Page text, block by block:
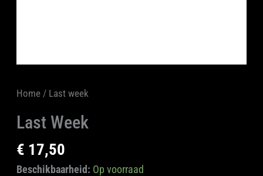
Home / Last week
Last Week
€ 17,50
Beschikbaarheid: Op voorraad